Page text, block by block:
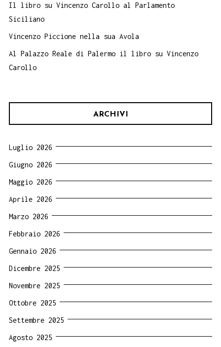
Il libro su Vincenzo Carollo al Parlamento
Siciliano
Vincenzo Piccione nella sua Avola
Al Palazzo Reale di Palermo il libro su Vincenzo
Carollo
ARCHIVI
Luglio 2026
Giugno 2026
Maggio 2026
Aprile 2026
Marzo 2026
Febbraio 2026
Gennaio 2026
Dicembre 2025
Novembre 2025
Ottobre 2025
Settembre 2025
Agosto 2025